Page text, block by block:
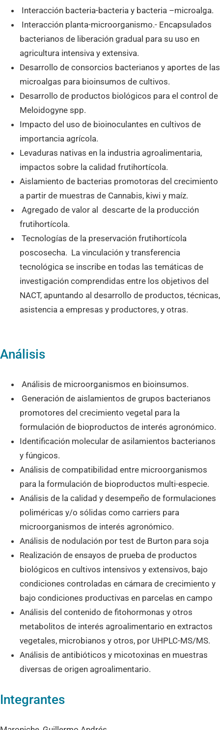
Interacción bacteria-bacteria y bacteria –microalga.
Interacción planta-microorganismo.- Encapsulados
bacterianos de liberación gradual para su uso en
agricultura intensiva y extensiva.
Desarrollo de consorcios bacterianos y aportes de las
microalgas para bioinsumos de cultivos.
Desarrollo de productos biológicos para el control de
Meloidogyne spp.
Impacto del uso de bioinoculantes en cultivos de
importancia agrícola.
Levaduras nativas en la industria agroalimentaria,
impactos sobre la calidad frutihortícola.
Aislamiento de bacterias promotoras del crecimiento
a partir de muestras de Cannabis, kiwi y maíz.
Agregado de valor al descarte de la producción
frutihortícola.
Tecnologías de la preservación frutihortícola
poscosecha. La vinculación y transferencia
tecnológica se inscribe en todas las temáticas de
investigación comprendidas entre los objetivos del
NACT, apuntando al desarrollo de productos, técnicas,
asistencia a empresas y productores, y otras.
Análisis
Análisis de microorganismos en bioinsumos.
Generación de aislamientos de grupos bacterianos
promotores del crecimiento vegetal para la
formulación de bioproductos de interés agronómico.
Identificación molecular de asilamientos bacterianos
y fúngicos.
Análisis de compatibilidad entre microorganismos
para la formulación de bioproductos multi-especie.
Análisis de la calidad y desempeño de formulaciones
poliméricas y/o sólidas como carriers para
microorganismos de interés agronómico.
Análisis de nodulación por test de Burton para soja
Realización de ensayos de prueba de productos
biológicos en cultivos intensivos y extensivos, bajo
condiciones controladas en cámara de crecimiento y
bajo condiciones productivas en parcelas en campo
Análisis del contenido de fitohormonas y otros
metabolitos de interés agroalimentario en extractos
vegetales, microbianos y otros, por UHPLC-MS/MS.
Análisis de antibióticos y micotoxinas en muestras
diversas de origen agroalimentario.
Integrantes